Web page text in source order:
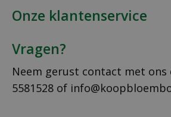
Onze klantenservice
Vragen?
Neem gerust contact met ons
5581528 of